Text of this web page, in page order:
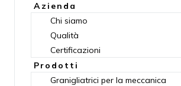
Azienda
Chi siamo
Qualità
Certificazioni
Prodotti
Granigliatrici per la meccanica